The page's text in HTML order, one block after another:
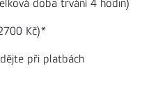
doba trvání 4 hodin)
Kč)*
při platbách